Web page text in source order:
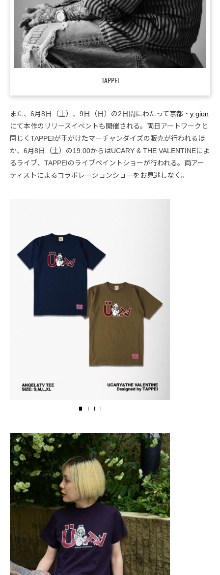
TAPPEI
また、6月8日（土）、9日（日）の2日間にわたって京都・ y gion
にて本作のリリースイベントも開催される。両日アートワークと
同じくTAPPEIが手がけたマーチャンダイズの販売が行われるほ
か、6月8日（土）の19:00からはUCARY & THE VALENTINEによ
るライブ、TAPPEIのライブペイントショーが行われる。両アー
ティストによるコラボレーションショーをお見逃しなく。